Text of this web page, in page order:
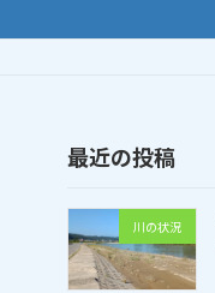
最近の投稿
川の状況